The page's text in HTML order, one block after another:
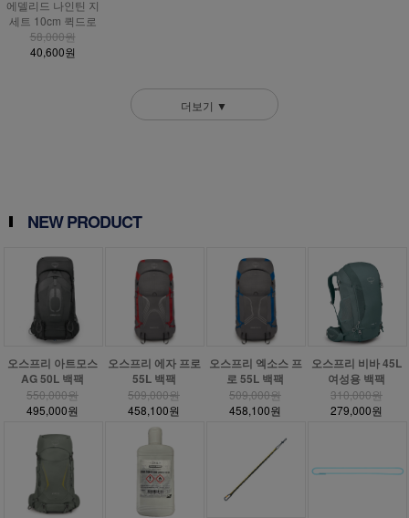
에델리드 나인틴 지
세트 10cm 퀵드로
58,000원
40,600원
더보기 ▼
NEW PRODUCT
오스프리 아트모스
AG 50L 백팩
550,000원
495,000원
오스프리 에자 프로
55L 백팩
509,000원
458,100원
오스프리 엑소스 프
로 55L 백팩
509,000원
458,100원
오스프리 비바 45L
여성용 백팩
310,000원
279,000원